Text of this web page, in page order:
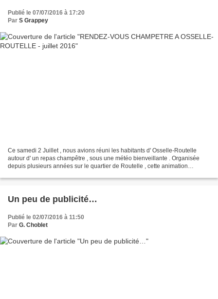
Publié le 07/07/2016 à 17:20
Par S Grappey
Ce samedi 2 Juillet , nous avions réuni les habitants d' Osselle-Routelle
autour d' un repas champêtre , sous une météo bienveillante . Organisée
depuis plusieurs années sur le quartier de Routelle , cette animation
Un peu de publicité…
Publié le 02/07/2016 à 11:50
Par G. Choblet